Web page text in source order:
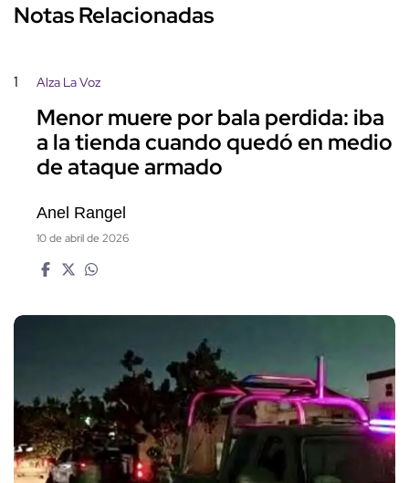
Notas Relacionadas
1 Alza La Voz
Menor muere por bala perdida: iba
a la tienda cuando quedó en medio
de ataque armado
Anel Rangel
10 de abril de 2026